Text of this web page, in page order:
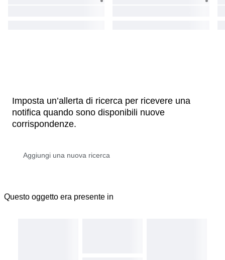
Imposta un’allerta di ricerca per ricevere una
notifica quando sono disponibili nuove
corrispondenze.
Questo oggetto era presente in